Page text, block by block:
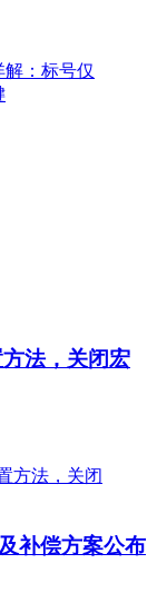
法，关闭宏
补偿方案公布